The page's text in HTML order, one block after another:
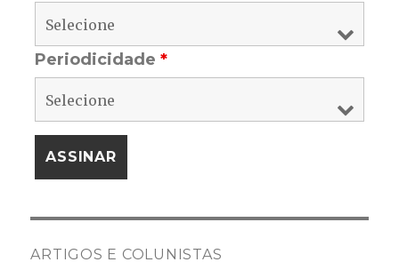
Periodicidade*
ARTIGOS E COLUNISTAS